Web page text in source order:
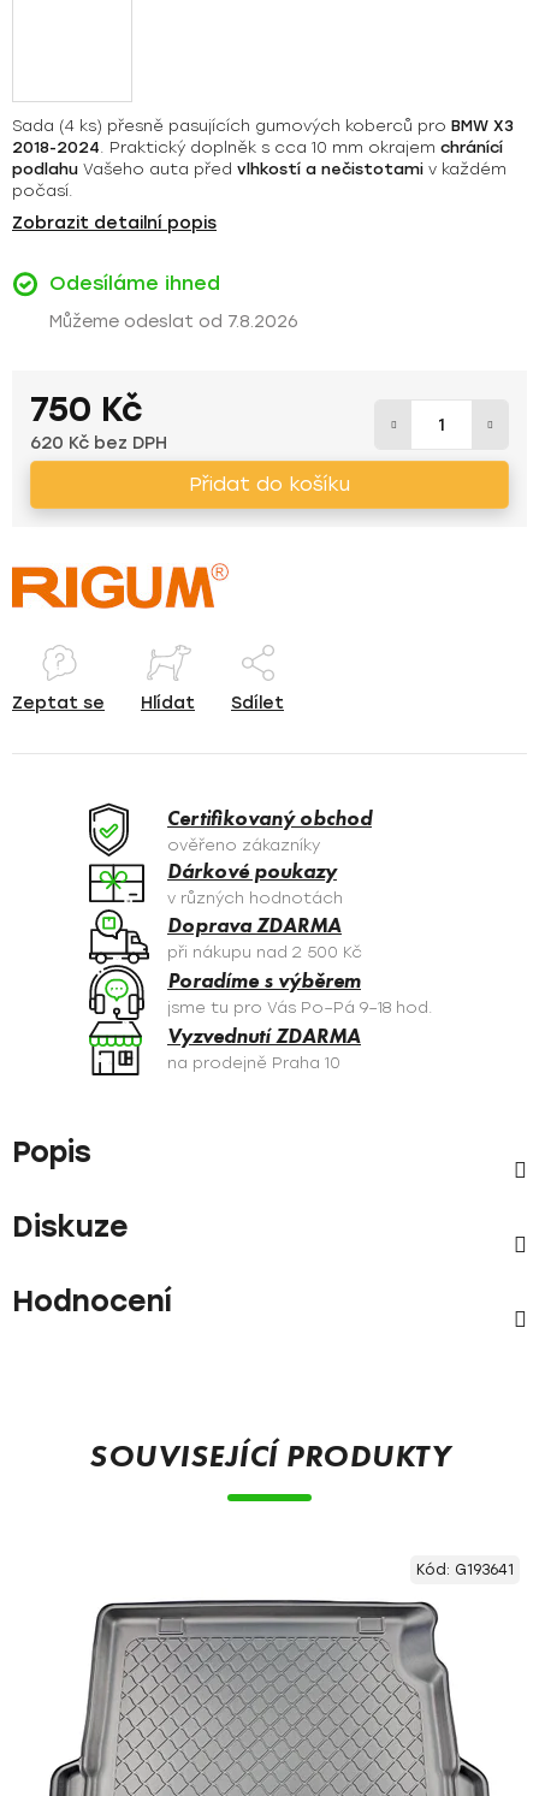
Sada (4 ks) přesně pasujících gumových koberců pro BMW X3
2018-2024. Praktický doplněk s cca 10 mm okrajem chránící
podlahu Vašeho auta před vlhkostí a nečistotami v každém
počasí.
Zobrazit detailní popis
Odesíláme ihned
7.8.2026
750 Kč
620 Kč bez DPH
Přidat do košíku
Zeptat se Hlídat Sdílet
Certifikovaný obchod
ověřeno zákazníky
Dárkové poukazy
v různých hodnotách
Doprava ZDARMA
při nákupu nad 2 500 Kč
Poradíme s výběrem
jsme tu pro Vás Po–Pá 9–18 hod.
Vyzvednutí ZDARMA
na prodejně Praha 10
Popis
Diskuze
Hodnocení
SOUVISEJÍCÍ PRODUKTY
Kód: G193641